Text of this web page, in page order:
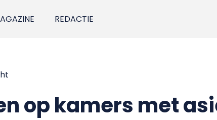
REDACTIE
op kamers met